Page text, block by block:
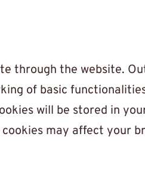
through the website.
of basic
will be stored in
may affect your